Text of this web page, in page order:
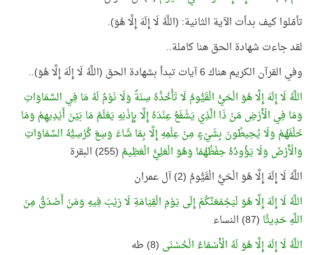
تأمّلوا كيف بدأت الآية الثانية: (اللَّهُ لَا إِلَهَ إِلَّا هُوَ).
لقد جاءت شهادة الحق هنا كاملة..
وفي القرآن الكريم هناك 6 آيات تبدأ بشهادة الحق (اللَّهُ لَا إِلَهَ إِلَّا هُوَ)..
اللَّهُ لَا إِلَهَ إِلَّا هُوَ الْحَيُّ الْقَيُّومُ لَا تَأْخُذُهُ سِنَةٌ وَلَا نَوْمٌ لَهُ مَا فِي السَّمَاوَاتِ
وَمَا فِي الْأَرْضِ مَنْ ذَا الَّذِي يَشْفَعُ عِنْدَهُ إِلَّا بِإِذْنِهِ يَعْلَمُ مَا بَيْنَ أَيْدِيهِمْ وَمَا
خَلْفَهُمْ وَلَا يُحِيطُونَ بِشَيْءٍ مِنْ عِلْمِهِ إِلَّا بِمَا شَاءَ وَسِعَ كُرْسِيُّهُ السَّمَاوَاتِ
وَالْأَرْضَ وَلَا يَؤُودُهُ حِفْظُهُمَا وَهُوَ الْعَلِيُّ الْعَظِيمُ (255) البقرة
اللَّهُ لَا إِلَهَ إِلَّا هُوَ الْحَيُّ الْقَيُّومُ (2) آل عمران
اللَّهُ لَا إِلَهَ إِلَّا هُوَ لَيَجْمَعَنَّكُمْ إِلَى يَوْمِ الْقِيَامَةِ لَا رَيْبَ فِيهِ وَمَنْ أَصْدَقُ مِنَ
اللَّهِ حَدِيثًا (87) النساء
اللَّهُ لَا إِلَهَ إِلَّا هُوَ لَهُ الْأَسْمَاءُ الْحُسْنَى (8) طه